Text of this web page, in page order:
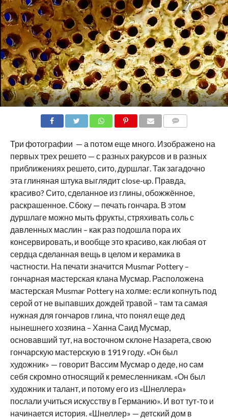
Три фотографии — а потом еще много. Изображено на
первых трех решето — с разных ракурсов и в разных
приближениях решето, сито, дуршлаг. Так загадочно
эта глиняная штука выглядит close-up. Правда,
красиво? Сито, сделанное из глины, обожжённое,
раскрашенное. Сбоку — печать гончара. В этом
дуршлаге можно мыть фрукты, стряхивать соль с
давленных маслин – как раз подошла пора их
консервировать, и вообще это красиво, как любая от
сердца сделанная вещь в целом и керамика в
частности. На печати значится Musmar Pottery –
гончарная мастерская клана Мусмар. Расположена
мастерская Musmar Pottery на холме: если копнуть под
серой от не выпавших дождей травой – там та самая
нужная для гончаров глина, что понял еще дед
нынешнего хозяина – Ханна Саид Мусмар,
основавший тут, на восточном склоне Назарета, свою
гончарскую мастерскую в 1919 году. «Он был
художник» — говорит Вассим Мусмар о деде, но сам
себя скромно относящий к ремесленникам. «Он был
художник и талант, и потому его из «Шнеллера»
послали учиться искусству в Германию». И вот тут-то и
начинается история. «Шнеллер» — детский дом в